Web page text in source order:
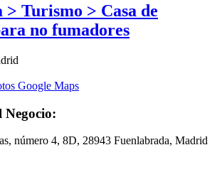
Turismo > Casa de
no fumadores
Google Maps
número 4, 8D, 28943 Fuenlabrada, Madrid